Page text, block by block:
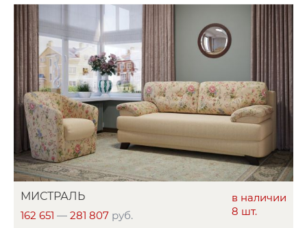
в наличии
8 шт.
МИСТРАЛЬ
162 651 — 281 807 руб.